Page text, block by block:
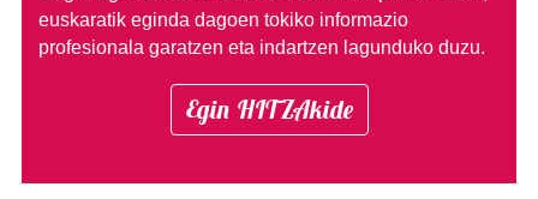
euskaratik eginda dagoen tokiko informazio
profesionala garatzen eta indartzen lagunduko duzu.
Egin HITZAkide